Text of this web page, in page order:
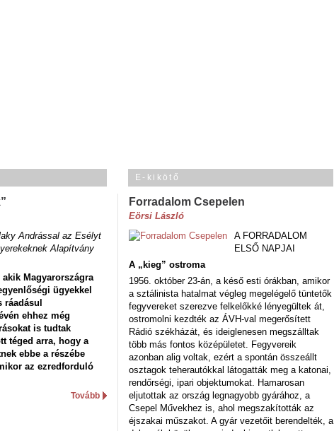
Andrással az Esélyt
Alapítvány
Magyarországra
ügyekkel
ráadásul
ehhez még
is tudtak
téged arra, hogy a
ebbe a részébe
az ezredforduló
Tovább
E-kikötő
Forradalom Csepelen
Eörsi László
A FORRADALOM
ELSŐ NAPJAI
A „kieg” ostroma
1956. október 23-án, a késő esti órákban, amikor
a sztálinista hatalmat végleg megelégelő tüntetők
fegyvereket szerezve felkelőkké lényegültek át,
ostromolni kezdték az ÁVH-val megerősített
Rádió székházát, és ideiglenesen megszálltak
több más fontos középületet. Fegyvereik
azonban alig voltak, ezért a spontán összeállt
osztagok teherautókkal látogatták meg a katonai,
rendőrségi, ipari objektumokat. Hamarosan
eljutottak az ország legnagyobb gyárához, a
Csepel Művekhez is, ahol megszakították az
éjszakai műszakot. A gyár vezetőit berendelték, a